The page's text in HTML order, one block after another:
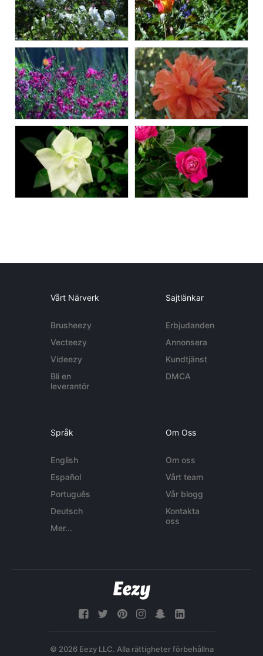
Vårt Närverk
Brusheezy
Vecteezy
Videezy
Bli en
leverantör
Sajtlänkar
Erbjudanden
Annonsera
Kundtjänst
DMCA
Språk
English
Español
Português
Deutsch
Mer...
Om Oss
Om oss
Vårt team
Vår blogg
Kontakta
oss
© 2026 Eezy LLC. Alla rättigheter förbehållna